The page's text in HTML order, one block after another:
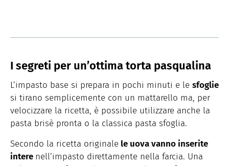
I segreti per un’ottima torta pasqualina
L’impasto base si prepara in pochi minuti e le sfoglie
si tirano semplicemente con un mattarello ma, per
velocizzare la ricetta, è possibile utilizzare anche la
pasta brisè pronta o la classica pasta sfoglia.
Secondo la ricetta originale le uova vanno inserite
intere nell’impasto direttamente nella farcia. Una